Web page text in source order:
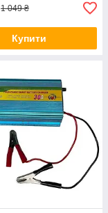
1 049 ₴
Купити